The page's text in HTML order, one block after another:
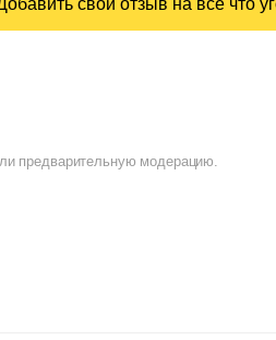
предварительную модерацию.
свой отзыв на всё что